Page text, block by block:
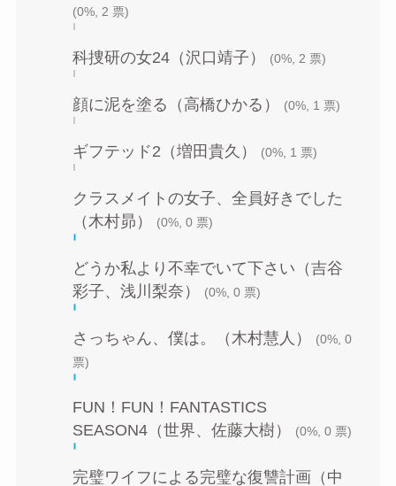
(0%, 2 票)
科捜研の女24（沢口靖子） (0%, 2 票)
顔に泥を塗る（高橋ひかる） (0%, 1 票)
ギフテッド2（増田貴久） (0%, 1 票)
クラスメイトの女子、全員好きでした
（木村昴）
(0%, 0 票)
どうか私より不幸でいて下さい（吉谷
彩子、浅川梨奈）
(0%, 0 票)
さっちゃん、僕は。（木村慧人）
(0%, 0
票)
FUN！FUN！FANTASTICS
SEASON4（世界、佐藤大樹）
(0%, 0 票)
完璧ワイフによる完璧な復讐計画（中